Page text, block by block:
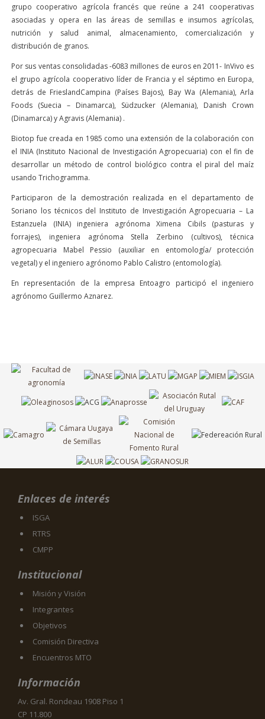
grupo cooperativo agrícola francés que reúne a 241 cooperativas
asociadas y opera en las áreas de semillas e insumos agrícolas,
nutrición y salud animal, almacenamiento, comercialización y
distribución de granos.
Por sus ventas consolidadas -6083 millones de euros en 2011- InVivo es
el grupo agrícola cooperativo líder de Francia y el séptimo en Europa,
detrás de FrieslandCampina (Países Bajos), Bay Wa (Alemania), Arla
Foods (Suecia – Dinamarca), Südzucker (Alemania), Danish Crown
(Dinamarca) y Agravis (Alemania) .
Biotop fue creada en 1985 como una extensión de la colaboración con
el INIA (Instituto Nacional de Investigación Agropecuaria) con el fin de
desarrollar un método de control biológico contra el piral del maíz
usando Trichogramma.
Participaron de la demostración realizada en el departamento de
Soriano los técnicos del Instituto de Investigación Agropecuaria – La
Estanzuela (INIA) ingeniera agrónoma Ximena Cibils (pasturas y
forrajes), ingeniera agrónoma Stella Zerbino (cultivos), técnica
agropecuaria Mabel Pessio (auxiliar en entomología/ protección
vegetal) y el ingeniero agrónomo Pablo Calistro (entomología).
En representación de la empresa Entoagro participó el ingeniero
agrónomo Guillermo Aznarez.
Enlaces de interés
ISGA
RTRS
CMPP
Institucional
Misión y Visión
Integrantes
Objetivos
Comisión Directiva
Encuentros MTO
Información
Av. Gral. Rondeau 1908 Piso 1
CP 11.800